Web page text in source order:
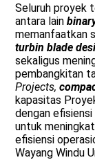
Seluruh proyek
antara lain
memanfaatkan
turbin blade
sekaligus
pembangkitan
Projects,
kapasitas
dengan
untuk
efisiensi
Wayang Windu